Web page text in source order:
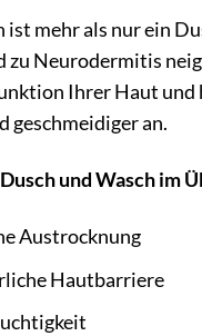
ist mehr als nur ein
zu Neurodermitis
Ihrer Haut und
geschmeidiger an.
und Wasch im
Austrocknung
Hautbarriere